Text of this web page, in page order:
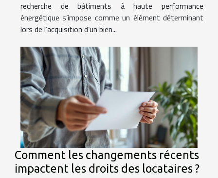
recherche de bâtiments à haute performance
énergétique s’impose comme un élément déterminant
lors de l’acquisition d’un bien...
Comment les changements récents
impactent les droits des locataires ?